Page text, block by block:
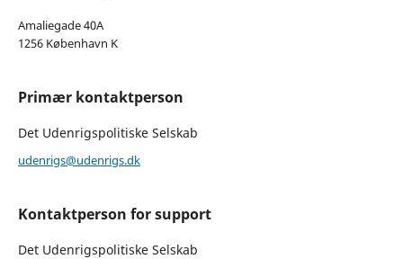
Amaliegade 40A
1256 København K
Primær kontaktperson
Det Udenrigspolitiske Selskab
udenrigs@udenrigs.dk
Kontaktperson for support
Det Udenrigspolitiske Selskab